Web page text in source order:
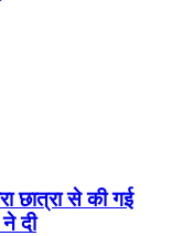
छात्रा से की गई
दी